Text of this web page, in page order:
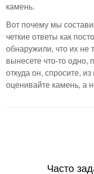
камень.
Вот почему мы
четкие ответы как
обнаружили, что их не
вынесете что-то одно,
откуда он, спросите, из
оценивайте камень, а
Часто